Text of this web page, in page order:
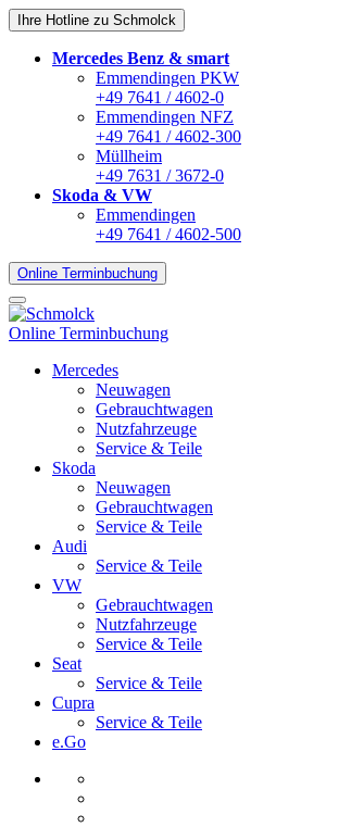
Ihre Hotline zu Schmolck
Mercedes Benz & smart
Emmendingen PKW
+49 7641 / 4602-0
Emmendingen NFZ
+49 7641 / 4602-300
Müllheim
+49 7631 / 3672-0
Skoda & VW
Emmendingen
+49 7641 / 4602-500
Online Terminbuchung
Online Terminbuchung
Mercedes
Neuwagen
Gebrauchtwagen
Nutzfahrzeuge
Service & Teile
Skoda
Neuwagen
Gebrauchtwagen
Service & Teile
Audi
Service & Teile
VW
Gebrauchtwagen
Nutzfahrzeuge
Service & Teile
Seat
Service & Teile
Cupra
Service & Teile
e.Go